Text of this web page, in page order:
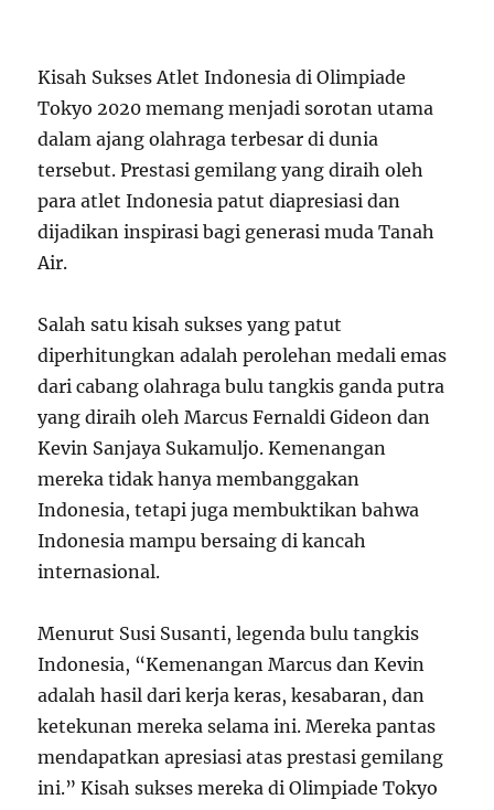
Kisah Sukses Atlet Indonesia di Olimpiade
Tokyo 2020 memang menjadi sorotan utama
dalam ajang olahraga terbesar di dunia
tersebut. Prestasi gemilang yang diraih oleh
para atlet Indonesia patut diapresiasi dan
dijadikan inspirasi bagi generasi muda Tanah
Air.
Salah satu kisah sukses yang patut
diperhitungkan adalah perolehan medali emas
dari cabang olahraga bulu tangkis ganda putra
yang diraih oleh Marcus Fernaldi Gideon dan
Kevin Sanjaya Sukamuljo. Kemenangan
mereka tidak hanya membanggakan
Indonesia, tetapi juga membuktikan bahwa
Indonesia mampu bersaing di kancah
internasional.
Menurut Susi Susanti, legenda bulu tangkis
Indonesia, “Kemenangan Marcus dan Kevin
adalah hasil dari kerja keras, kesabaran, dan
ketekunan mereka selama ini. Mereka pantas
mendapatkan apresiasi atas prestasi gemilang
ini.” Kisah sukses mereka di Olimpiade Tokyo